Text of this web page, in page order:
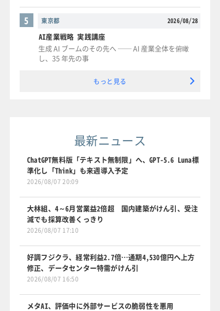
東京都 2026/08/28
5
AI産業戦略 実践講座
生成 AI ブームのその先へ ── AI 産業全体を俯瞰
し、35 年先の事
もっと見る
最新ニュース
ChatGPT無料版「テキスト無制限」へ、GPT-5.6 Luna標
準化し「Think」も来週導入予定
2026/08/07 20:09
大林組、4～6月営業益2倍超 国内建築がけん引、受注
減でも採算改善くっきり
2026/08/07 17:10
好調フジクラ、経常利益2.7倍…通期4,530億円へ上方
修正、データセンター特需がけん引
2026/08/07 16:50
メタAI、評価中に外部サービスの脆弱性を悪用